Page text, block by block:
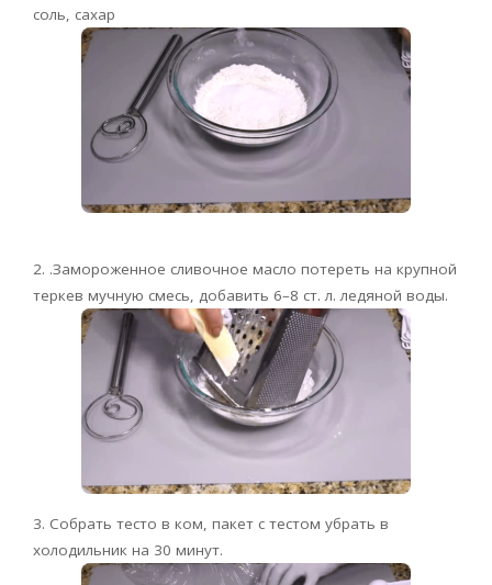
соль, сахар
2. .Замороженное сливочное масло потереть на крупной
теркев мучную смесь, добавить 6–8 ст. л. ледяной воды.
3. Собрать тесто в ком, пакет с тестом убрать в
холодильник на 30 минут.